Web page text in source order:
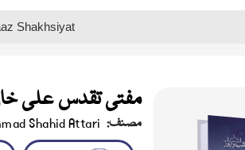
Shakhsiyat
مفتی تقدس علی
مصنف: Shahid Attari